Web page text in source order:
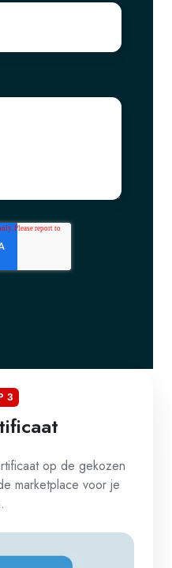
3
op de gekozen
marketplace voor je